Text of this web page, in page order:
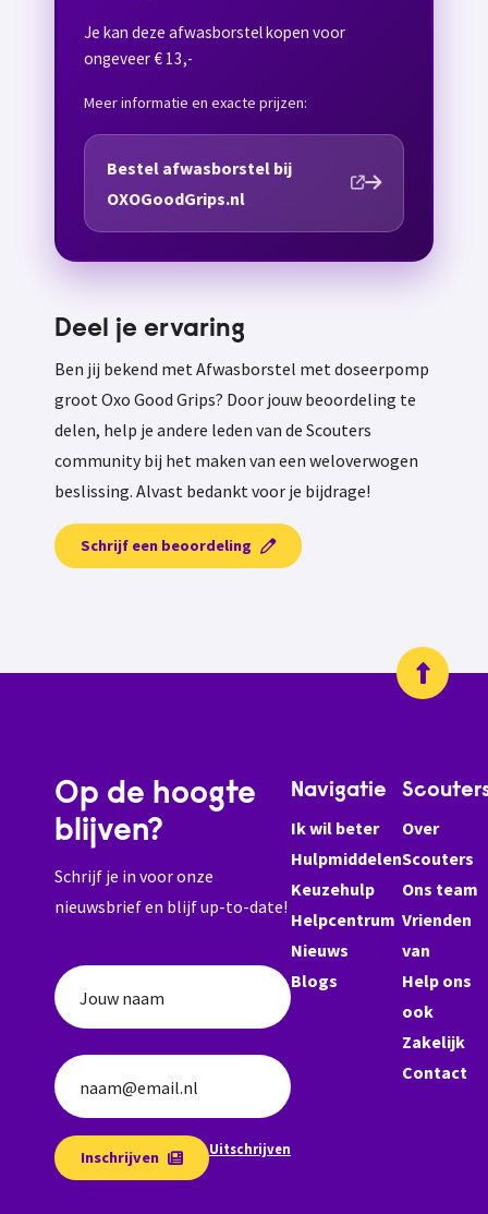
Je kan deze afwasborstel kopen voor
ongeveer € 13,-
Meer informatie en exacte prijzen:
Bestel afwasborstel bij
OXOGoodGrips.nl
Deel je ervaring
Ben jij bekend met Afwasborstel met doseerpomp
groot Oxo Good Grips? Door jouw beoordeling te
delen, help je andere leden van de Scouters
community bij het maken van een weloverwogen
beslissing. Alvast bedankt voor je bijdrage!
Schrijf een beoordeling
Op de hoogte
blijven?
Schrijf je in voor onze
nieuwsbrief en blijf up-to-date!
Jouw naam
naam@email.nl
Inschrijven Uitschrijven
Navigatie
Ik wil beter
Hulpmiddelen
Keuzehulp
Helpcentrum
Nieuws
Blogs
Over
Scouters
Ons team
Vrienden
van
Help ons
ook
Zakelijk
Contact